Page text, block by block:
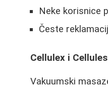
Neke korisnice
Česte
Cellulex i
Vakuumski